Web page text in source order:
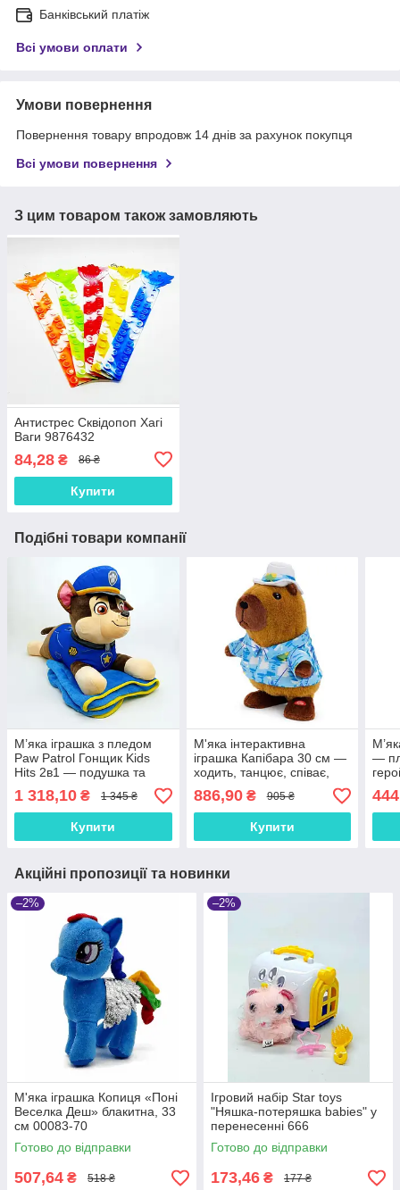
Банківський платіж
Всі умови оплати
Умови повернення
Повернення товару впродовж 14 днів за рахунок покупця
Всі умови повернення
З цим товаром також замовляють
Антистрес Сквідопоп Хагі
Ваги 9876432
84,28 ₴ 86 ₴
Купити
Подібні товари компанії
М’яка іграшка з пледом
Paw Patrol Гонщик Kids
Hits 2в1 — подушка та
ковдра 115×75 см, арт.
KH71/001L
1 318,10 ₴ 1 345 ₴
Купити
М'яка інтерактивна
іграшка Капібара 30 см —
ходить, танцює, співає,
повторює голос, у
капелюсі, арт. C1142
886,90₴ 905 ₴
Купити
—
Акційні пропозиції та новинки
–2%
М'яка іграшка Копиця «Поні
Веселка Деш» блакитна, 33
см 00083-70
Готово до відправки
507,64 ₴ 518 ₴
–2%
Ігровий набір Star toys
"Няшка-потеряшка babies" у
перенесенні 666
Готово до відправки
173,46 ₴ 177 ₴